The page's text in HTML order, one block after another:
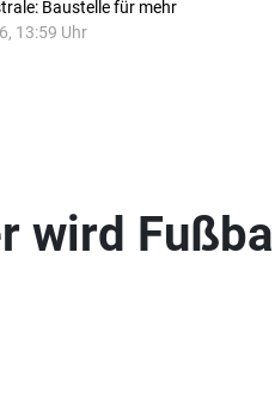
Baustelle für mehr
13:59 Uhr
wird